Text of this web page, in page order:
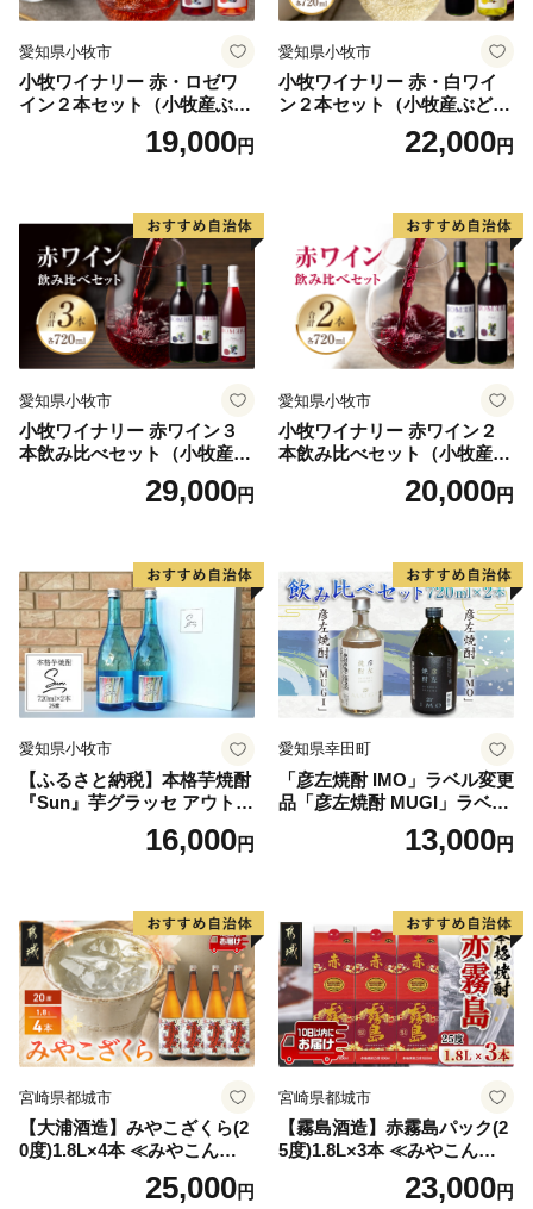
愛知県小牧市
小牧ワイナリー 赤・ロゼワ
イン２本セット（小牧産ぶど
19,000円
愛知県小牧市
小牧ワイナリー 赤・白ワイ
ン２本セット（小牧産ぶどう
22,000円
愛知県小牧市
小牧ワイナリー 赤ワイン３
本飲み比べセット（小牧産ぶ
どう100％使用）29,000円
愛知県小牧市
小牧ワイナリー 赤ワイン２
本飲み比べセット（小牧産ぶ
どう100％使用）20,000円
愛知県小牧市
【ふるさと納税】本格芋焼酎
『Sun』芋グラッセ アウトド
ア ソロキャンプ ベランピン
グ 巣ごもり 就労支援16,000円
愛知県幸田町
「彦左焼酎 IMO」ラベル変更
品「彦左焼酎 MUGI」ラベル
変更品 飲み比べ セット 合計
2本 720ml×各1本 25度 焼酎
13,000円
宮崎県都城市
【大浦酒造】みやこざくら(2
0度)1.8L×4本 ≪みやこんじょ
特急便≫_AD-077125,000円
宮崎県都城市
【霧島酒造】赤霧島パック(2
5度)1.8L×3本 ≪みやこんじょ
特急便≫_23-07-K03P-1800-3
23,000円